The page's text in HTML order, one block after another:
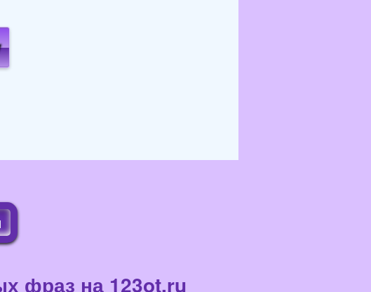
фраз на 123ot.ru